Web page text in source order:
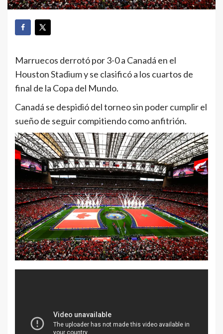
Marruecos derrotó por 3-0 a Canadá en el
Houston Stadium y se clasificó a los cuartos de
final de la Copa del Mundo.
Canadá se despidió del torneo sin poder cumplir el
sueño de seguir compitiendo como anfitrión.